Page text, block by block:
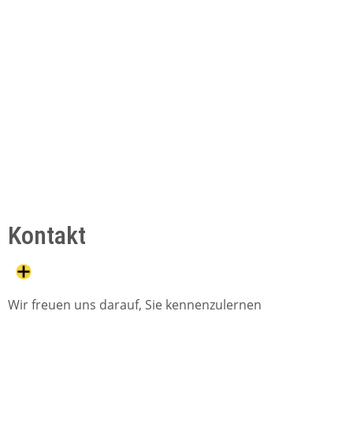
Kontakt
Wir freuen uns darauf, Sie kennenzulernen